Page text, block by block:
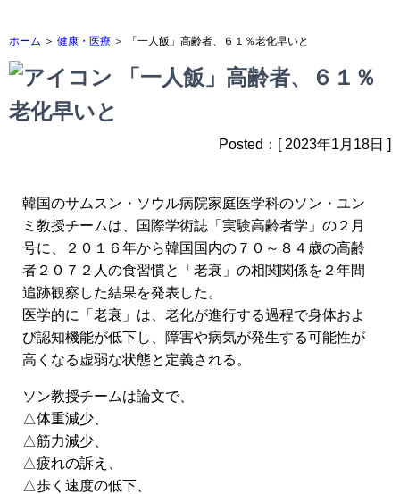
ホーム ＞ 健康・医療 ＞ 「一人飯」高齢者、６１％老化早いと
「一人飯」高齢者、６１％
老化早いと
Posted：[ 2023年1月18日 ]
韓国のサムスン・ソウル病院家庭医学科のソン・ユン
ミ教授チームは、国際学術誌「実験高齢者学」の２月
号に、２０１６年から韓国国内の７０～８４歳の高齢
者２０７２人の食習慣と「老衰」の相関関係を２年間
追跡観察した結果を発表した。
医学的に「老衰」は、老化が進行する過程で身体およ
び認知機能が低下し、障害や病気が発生する可能性が
高くなる虚弱な状態と定義される。
ソン教授チームは論文で、
△体重減少、
△筋力減少、
△疲れの訴え、
△歩く速度の低下、